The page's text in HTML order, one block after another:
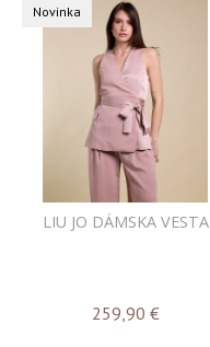
Novinka
LIU JO DÁMSKA VESTA
259,90 €